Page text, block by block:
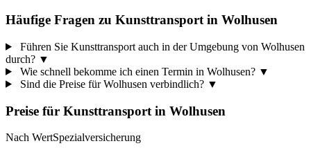
Häufige Fragen zu Kunsttransport in Wolhusen
Führen Sie Kunsttransport auch in der Umgebung von Wolhusen
durch? ▼
Wie schnell bekomme ich einen Termin in Wolhusen? ▼
Sind die Preise für Wolhusen verbindlich? ▼
Preise für Kunsttransport in Wolhusen
Nach WertSpezialversicherung